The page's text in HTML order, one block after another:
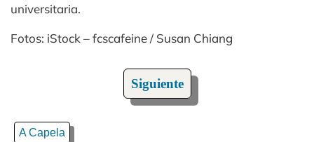
universitaria.
Fotos: iStock – fcscafeine / Susan Chiang
Siguiente
A Capela